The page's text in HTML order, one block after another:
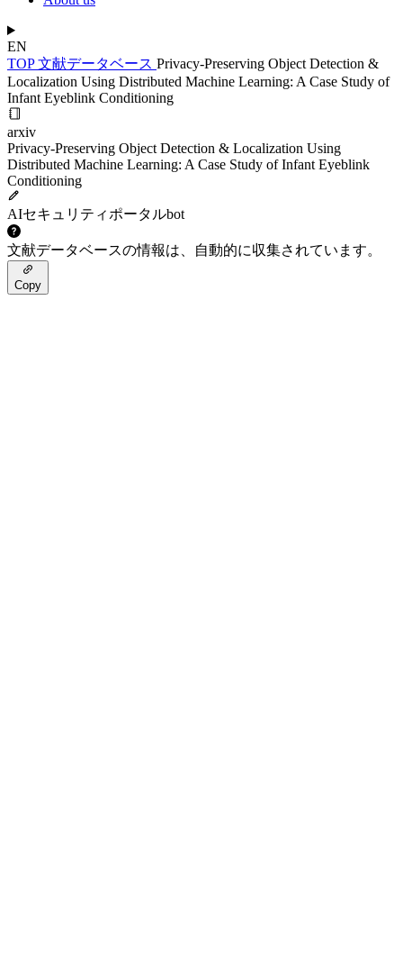
EN
TOP文献データベース Privacy-Preserving Object Detection &
Localization Using Distributed Machine Learning: A Case Study of
Infant Eyeblink Conditioning
arxiv
Privacy-Preserving Object Detection & Localization Using
Distributed Machine Learning: A Case Study of Infant Eyeblink
Conditioning
AIセキュリティポータルbot
文献データベースの情報は、自動的に収集されています。
Copy